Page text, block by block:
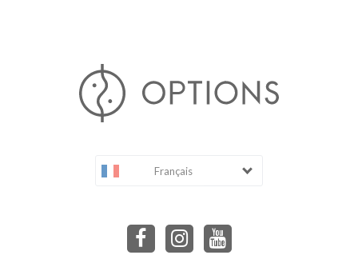
Français